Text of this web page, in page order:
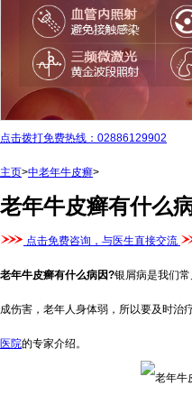
点击拨打免费热线：02886129902
主页>中老年牛皮癣>
老年牛皮癣有什么
点击免费咨询，与医生直接交流
老年牛皮癣有什么病因?银屑病是我们
成伤害，老年人身体弱，所以要及时治
医院的专家介绍。